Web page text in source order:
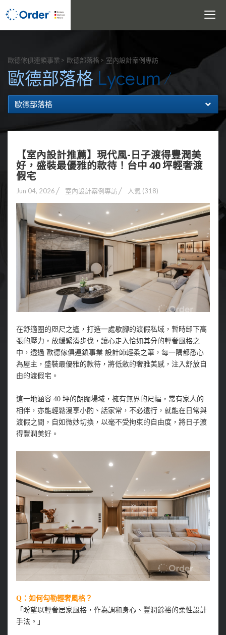
Toggle
歐德傢俱連鎖事業 歐德部落格 室內設計案例專訪
歐德部落格 Lyceum
歐德部落格
【室內設計推薦】現代風-日子渡得豐潤美
好，盛裝最優雅的款待！台中 40 坪輕奢渡
假宅
Jun 04, 2026 室內設計案例專訪 人氣 (318)
在舒適圈的咫尺之遙，打造一處歇腳的渡假私域，暫時卸下高
張的壓力，放緩緊湊步伐，讓心走入恰如其分的輕奢風格之
中，透過 歐德傢俱連鎖事業 設計師輕柔之筆，每一隅都悉心
為屋主，盛裝最優雅的款待，將低斂的奢雅美感，注入舒放自
由的渡假宅。
這一地涵容 40 坪的朗闊場域，擁有無界的尺幅，常有家人的
相伴，亦能輕鬆漫享小酌、話家常，不必遠行，就能在日常與
渡假之間，自如微妙切換，以毫不受拘束的自由度，將日子渡
得豐潤美好。
Q：如何勾勒輕奢風格？
「盼望以輕奢居家風格，作為調和身心、豐潤餘裕的柔性設計
手法。」